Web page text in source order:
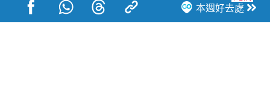
本週好去處